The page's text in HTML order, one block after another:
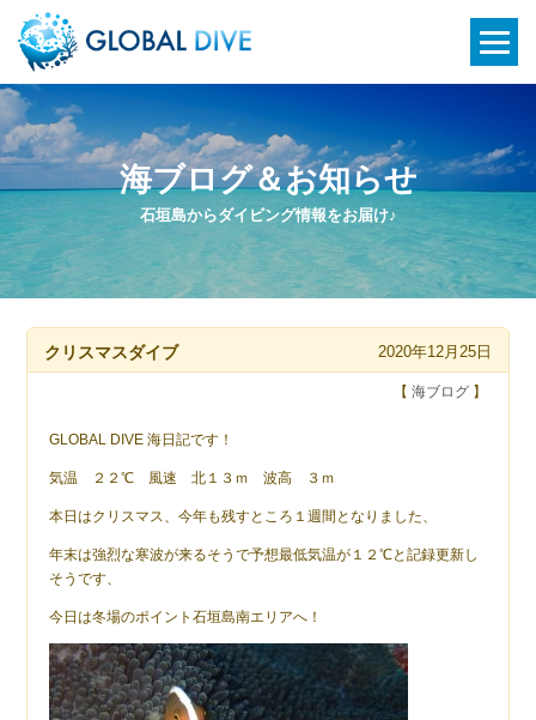
石垣島からダイビング情報をお届け♪
海ブログ＆お知らせ
クリスマスダイブ 2020年12月25日
【 海ブログ】
GLOBAL DIVE 海日記です！
気温 ２２℃ 風速 北１３ｍ 波高 ３ｍ
本日はクリスマス、今年も残すところ１週間となりました、
年末は強烈な寒波が来るそうで予想最低気温が１２℃と記録更新し
そうです、
今日は冬場のポイント石垣島南エリアへ！